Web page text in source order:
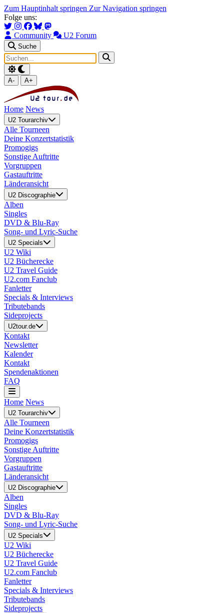
Zum Hauptinhalt springen Zur Navigation springen
Folge uns:
Community U2 Forum
Suche
A- A+
Home News
U2 Tourarchiv
Alle Tourneen
Deine Konzertstatistik
Promogigs
Sonstige Auftritte
Vorgruppen
Gastauftritte
Länderansicht
U2 Discographie
Alben
Singles
DVD & Blu-Ray
Song- und Lyric-Suche
U2 Specials
U2 Wiki
U2 Bücherecke
U2 Travel Guide
U2.com Fanclub
Fanletter
Specials & Interviews
Tributebands
Sideprojects
U2tour.de
Kontakt
Newsletter
Kalender
Kontakt
Spendenaktionen
FAQ
Home News
U2 Tourarchiv
Alle Tourneen
Deine Konzertstatistik
Promogigs
Sonstige Auftritte
Vorgruppen
Gastauftritte
Länderansicht
U2 Discographie
Alben
Singles
DVD & Blu-Ray
Song- und Lyric-Suche
U2 Specials
U2 Wiki
U2 Bücherecke
U2 Travel Guide
U2.com Fanclub
Fanletter
Specials & Interviews
Tributebands
Sideprojects